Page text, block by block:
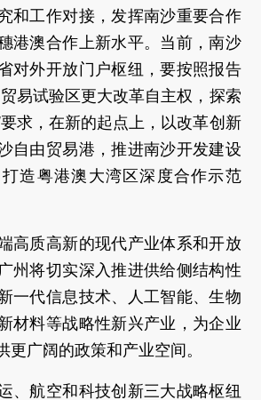
工作对接，发挥南沙重要合作
港澳合作上新水平。当前，南沙
对外开放门户枢纽，要按照报告
易试验区更大改革自主权，探索
求，在新的起点上，以改革创新
自由贸易港，推进南沙开发建设
造粤港澳大湾区深度合作示范
质高新的现代产业体系和开放
州将切实深入推进供给侧结构性
一代信息技术、人工智能、生物
材料等战略性新兴产业，为企业
更广阔的政策和产业空间。
航空和科技创新三大战略枢纽